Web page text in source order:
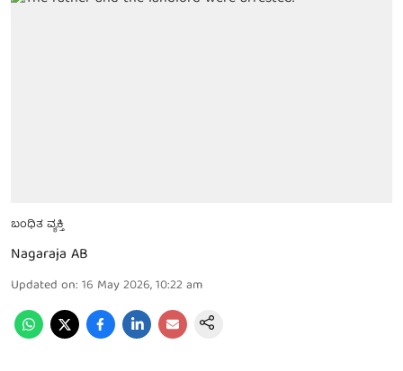
ಬಂಧಿತ ವ್ಯಕ್ತಿ
Nagaraja AB
Updated on: 16 May 2026, 10:22 am